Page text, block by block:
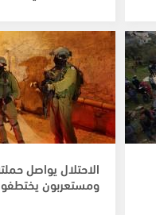
الاحتلال يواصل
ومستعربون